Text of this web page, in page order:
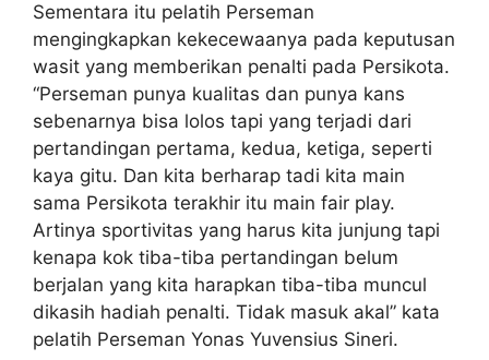
Sementara itu pelatih Perseman
mengingkapkan kekecewaanya pada keputusan
wasit yang memberikan penalti pada Persikota.
“Perseman punya kualitas dan punya kans
sebenarnya bisa lolos tapi yang terjadi dari
pertandingan pertama, kedua, ketiga, seperti
kaya gitu. Dan kita berharap tadi kita main
sama Persikota terakhir itu main fair play.
Artinya sportivitas yang harus kita junjung tapi
kenapa kok tiba-tiba pertandingan belum
berjalan yang kita harapkan tiba-tiba muncul
dikasih hadiah penalti. Tidak masuk akal” kata
pelatih Perseman Yonas Yuvensius Sineri.